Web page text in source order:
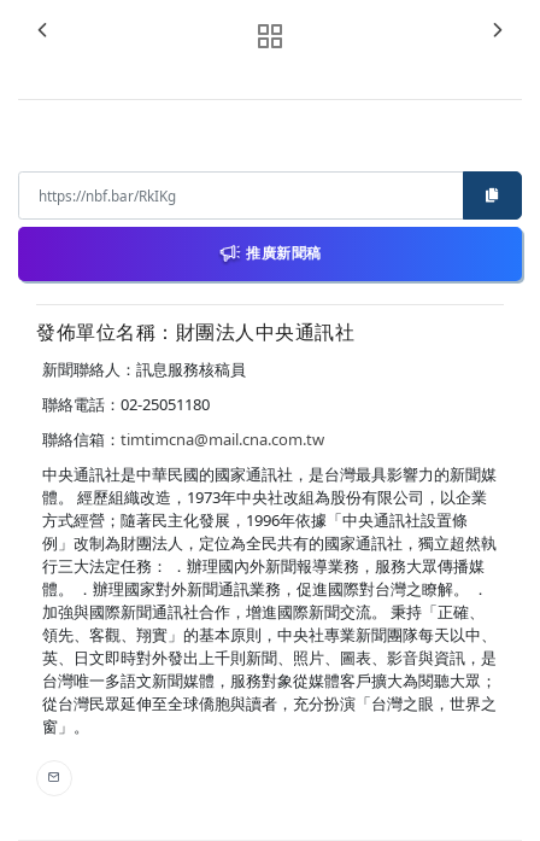
推廣新聞稿
發佈單位名稱：財團法人中央通訊社
新聞聯絡人：訊息服務核稿員
聯絡電話：02-25051180
聯絡信箱： timtimcna@mail.cna.com.tw
中央通訊社是中華民國的國家通訊社，是台灣最具影響力的新聞媒
體。 經歷組織改造，1973年中央社改組為股份有限公司，以企業
方式經營；隨著民主化發展，1996年依據「中央通訊社設置條
例」改制為財團法人，定位為全民共有的國家通訊社，獨立超然執
行三大法定任務： ．辦理國內外新聞報導業務，服務大眾傳播媒
體。 ．辦理國家對外新聞通訊業務，促進國際對台灣之瞭解。 ．
加強與國際新聞通訊社合作，增進國際新聞交流。 秉持「正確、
領先、客觀、翔實」的基本原則，中央社專業新聞團隊每天以中、
英、日文即時對外發出上千則新聞、照片、圖表、影音與資訊，是
台灣唯一多語文新聞媒體，服務對象從媒體客戶擴大為閱聽大眾；
從台灣民眾延伸至全球僑胞與讀者，充分扮演「台灣之眼，世界之
窗」。